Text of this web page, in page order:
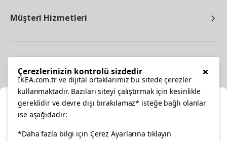
Müşteri Hizmetleri
facebooktwitterinstagrampinterestyoutube
Konumunuzu Seçin
×
Çerezlerinizin kontrolü sizdedir
IKEA.com.tr ve dijital ortaklarımız bu sitede çerezler
kullanmaktadır. Bazıları siteyi çalıştırmak için kesinlikle
gereklidir ve devre dışı bırakılamaz* isteğe bağlı olanlar
ise aşağıdadır:
*Daha fazla bilgi için Çerez Ayarlarına tıklayın